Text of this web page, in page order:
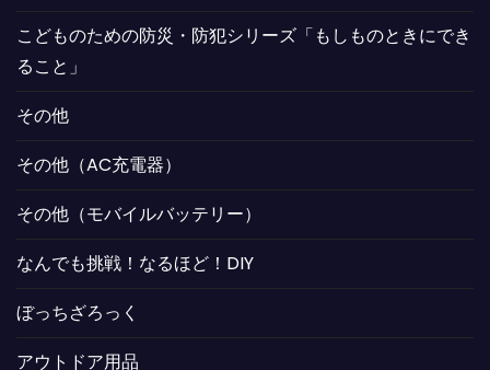
こどものための防災・防犯シリーズ「もしものときにでき
ること」
その他
その他（AC充電器）
その他（モバイルバッテリー）
なんでも挑戦！なるほど！DIY
ぼっちざろっく
アウトドア用品